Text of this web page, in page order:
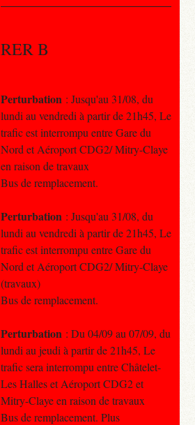
RER B
Perturbation : Jusqu'au 31/08, du
lundi au vendredi à partir de 21h45, Le
trafic est interrompu entre Gare du
Nord et Aéroport CDG2/ Mitry-Claye
en raison de travaux
Bus de remplacement.
Perturbation : Jusqu'au 31/08, du
lundi au vendredi à partir de 21h45, Le
trafic est interrompu entre Gare du
Nord et Aéroport CDG2/ Mitry-Claye
(travaux)
Bus de remplacement.
Perturbation : Du 04/09 au 07/09, du
lundi au jeudi à partir de 21h45, Le
trafic sera interrompu entre Châtelet-
Les Halles et Aéroport CDG2 et
Mitry-Claye en raison de travaux
Bus de remplacement. Plus